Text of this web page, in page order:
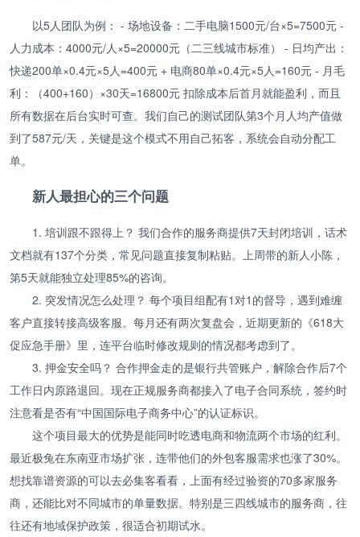
以5人团队为例： - 场地设备：二手电脑1500元/台×5=7500元 -
人力成本：4000元/人×5=20000元（二三线城市标准） - 日均产出：
快递200单×0.4元×5人=400元 + 电商80单×0.4元×5人=160元 - 月毛
利：（400+160）×30天=16800元 扣除成本后首月就能盈利，而且
所有数据在后台实时可查。我们自己的测试团队第3个月人均产值做
到了587元/天，关键是这个模式不用自己拓客，系统会自动分配工
单。
新人最担心的三个问题
1. 培训跟不跟得上？ 我们合作的服务商提供7天封闭培训，话术
文档就有137个分类，常见问题直接复制粘贴。上周带的新人小陈，
第5天就能独立处理85%的咨询。
2. 突发情况怎么处理？ 每个项目组配有1对1的督导，遇到难缠
客户直接转接高级客服。每月还有两次复盘会，近期更新的《618大
促应急手册》里，连平台临时修改规则的情况都考虑到了。
3. 押金安全吗？ 合作押金走的是银行共管账户，解除合作后7个
工作日内原路退回。现在正规服务商都接入了电子合同系统，签约时
注意看是否有“中国国际电子商务中心”的认证标识。
这个项目最大的优势是能同时吃透电商和物流两个市场的红利。
最近极兔在东南亚市场扩张，连带他们的外包客服需求也涨了30%。
想找靠谱资源的可以去必集客看看，上面有经过验资的70多家服务
商，还能比对不同城市的单量数据。特别是三四线城市的服务商，往
往还有地域保护政策，很适合初期试水。